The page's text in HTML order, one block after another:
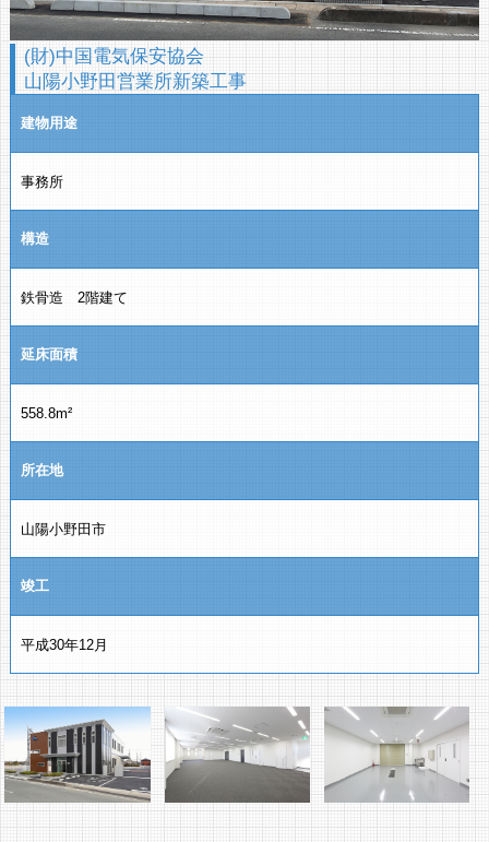
(財)中国電気保安協会
山陽小野田営業所新築工事
建物用途
事務所
構造
鉄骨造 2階建て
延床面積
558.8m²
所在地
山陽小野田市
竣工
平成30年12月